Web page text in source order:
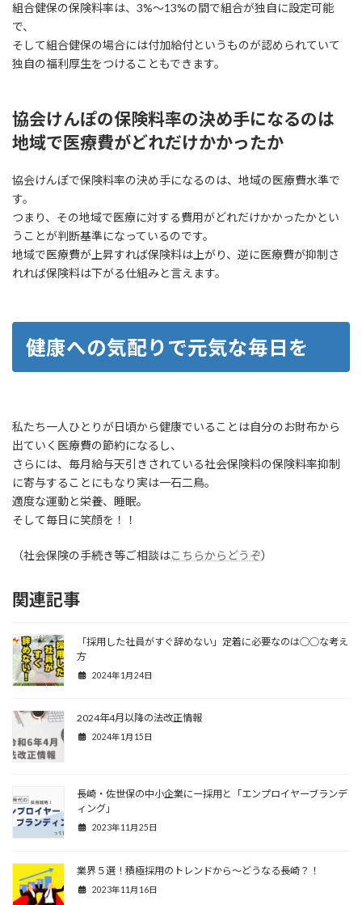
組合健保の保険料率は、3%～13%の間で組合が独自に設定可能
で、
そして組合健保の場合には付加給付というものが認められていて
独自の福利厚生をつけることもできます。
協会けんぽの保険料率の決め手になるのは
地域で医療費がどれだけかかったか
協会けんぽで保険料率の決め手になるのは、地域の医療費水準で
す。
つまり、その地域で医療に対する費用がどれだけかかったかとい
うことが判断基準になっているのです。
地域で医療費が上昇すれば保険料は上がり、逆に医療費が抑制さ
れれば保険料は下がる仕組みと言えます。
健康への気配りで元気な毎日を
私たち一人ひとりが日頃から健康でいることは自分のお財布から
出ていく医療費の節約になるし、
さらには、毎月給与天引きされている社会保険料の保険料率抑制
に寄与することにもなり実は一石二鳥。
適度な運動と栄養、睡眠。
そして毎日に笑顔を！！
（社会保険の手続き等ご相談はこちらからどうぞ）
関連記事
「採用した社員がすぐ辞めない」定着に必要なのは○○な考え
方
2024年1月24日
2024年4月以降の法改正情報
2024年1月15日
長崎・佐世保の中小企業にー採用と「エンプロイヤーブランデ
ィング」
2023年11月25日
業界５選！積極採用のトレンドから～どうなる長崎？！
2023年11月16日